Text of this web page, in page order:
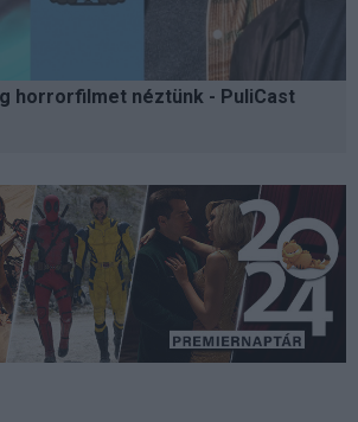
horrorfilmet néztünk - PuliCast